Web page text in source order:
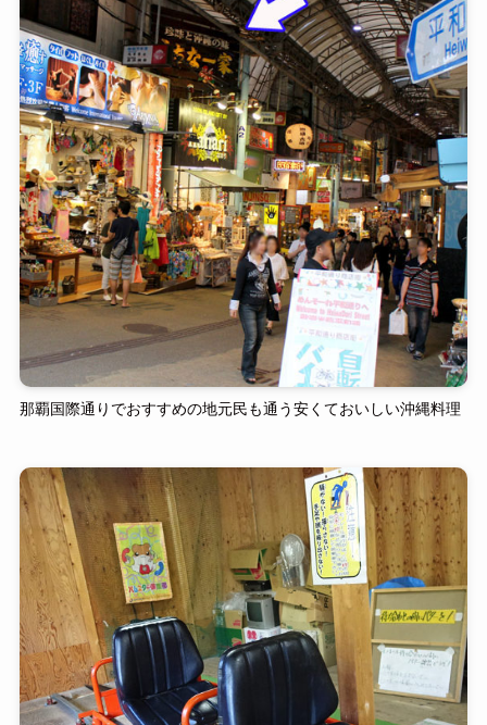
那覇国際通りでおすすめの地元民も通う安くておいしい沖縄料理